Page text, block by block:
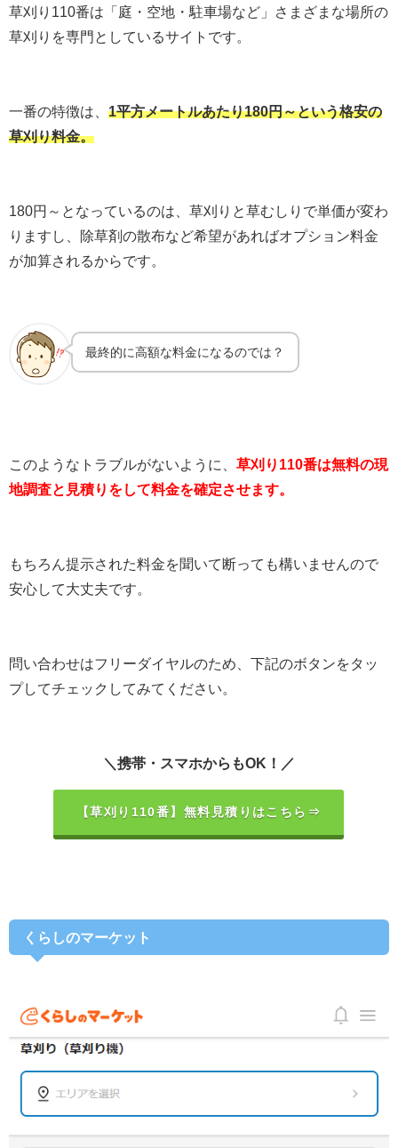
草刈り110番は「庭・空地・駐車場など」さまざまな場所の
草刈りを専門としているサイトです。
一番の特徴は、 1平方メートルあたり180円～という格安の
草刈り料金。
180円～となっているのは、草刈りと草むしりで単価が変わ
りますし、除草剤の散布など希望があればオプション料金
が加算されるからです。
最終的に高額な料金になるのでは？
このようなトラブルがないように、 草刈り110番は無料の現
地調査と見積りをして料金を確定させます。
もちろん提示された料金を聞いて断っても構いませんので
安心して大丈夫です。
問い合わせはフリーダイヤルのため、下記のボタンをタッ
プしてチェックしてみてください。
＼携帯・スマホからもOK！／
【草刈り110番】無料見積りはこちら⇒
くらしのマーケット